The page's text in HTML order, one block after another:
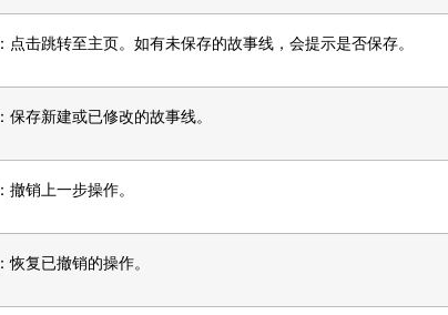
：点击跳转至主页。如有未保存的故事线，会提示是否保存。
：保存新建或已修改的故事线。
：撤销上一步操作。
：恢复已撤销的操作。